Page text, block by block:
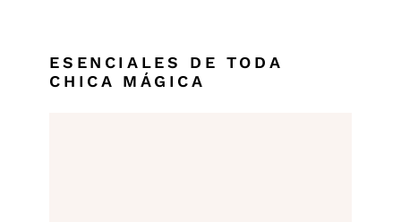
ESENCIALES DE TODA
CHICA MÁGICA